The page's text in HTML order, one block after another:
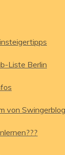
Liste Berlin
von